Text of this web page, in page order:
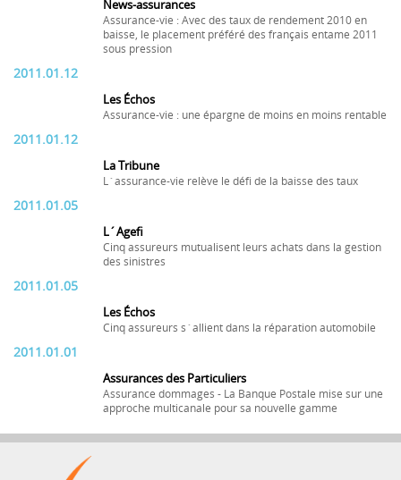
News-assurances
Assurance-vie : Avec des taux de rendement 2010 en
baisse, le placement préféré des français entame 2011
sous pression
2011.01.12
Les Échos
Assurance-vie : une épargne de moins en moins rentable
2011.01.12
La Tribune
L´assurance-vie relève le défi de la baisse des taux
2011.01.05
L´Agefi
Cinq assureurs mutualisent leurs achats dans la gestion
des sinistres
2011.01.05
Les Échos
Cinq assureurs s´allient dans la réparation automobile
2011.01.01
Assurances des Particuliers
Assurance dommages - La Banque Postale mise sur une
approche multicanale pour sa nouvelle gamme